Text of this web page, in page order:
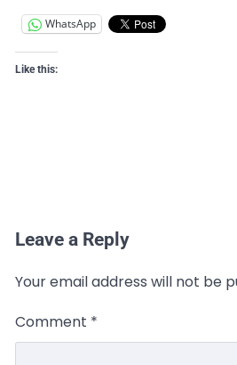
WhatsApp
Like this:
Leave a Reply
Your email address will not be
Comment *